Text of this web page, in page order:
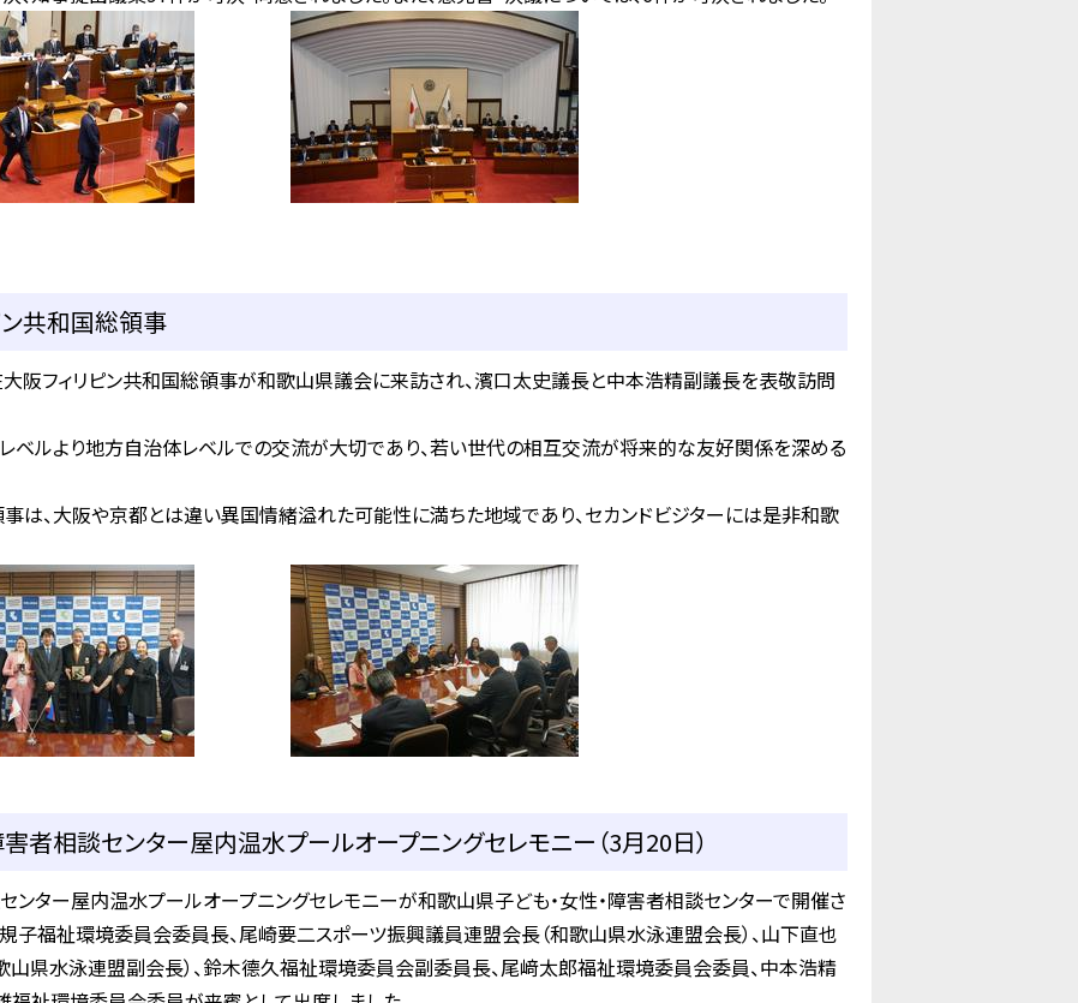
共和国総領事
阪フィリピン共和国総領事が和歌山県議会に来訪され、濱口太史議長と中本浩精副議長を表敬訪問
ベルより地方自治体レベルでの交流が大切であり、若い世代の相互交流が将来的な友好関係を深める
は、大阪や京都とは違い異国情緒溢れた可能性に満ちた地域であり、セカンドビジターには是非和歌
者相談センター屋内温水プールオープニングセレモニー（3月20日）
ンター屋内温水プールオープニングセレモニーが和歌山県子ども・女性・障害者相談センターで開催さ
子福祉環境委員会委員長、尾崎要二スポーツ振興議員連盟会長（和歌山県水泳連盟会長）、山下直也
県水泳連盟副会長）、鈴木德久福祉環境委員会副委員長、尾﨑太郎福祉環境委員会委員、中本浩精